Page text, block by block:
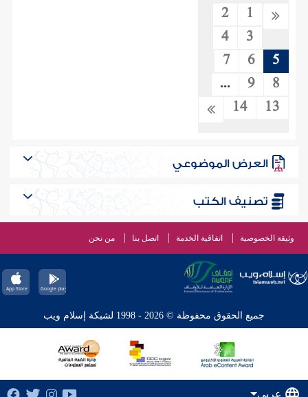
1
2
3
4
5
6
7
8
9
...
13
14
العرض الموضوعي
تصنيف الكتب
وثيقة الخصوصية اتفاقية الخدمة اتصل بنا من نحن
جميع الحقوق محفوظة © 2026 - 1998 لشبكة إسلام ويب
عربي